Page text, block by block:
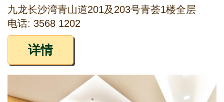
九龙长沙湾青山道201及203号青荟1楼全层
电话: 3568 1202
详情